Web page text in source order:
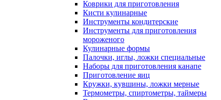
Коврики для приготовления
Кисти кулинарные
Инструменты кондитерские
Инструменты для приготовления
мороженого
Кулинарные формы
Палочки, иглы, ложки специальные
Наборы для приготовления канапе
Приготовление яиц
Кружки, кувшины, ложки мерные
Термометры, спиртометры, таймеры